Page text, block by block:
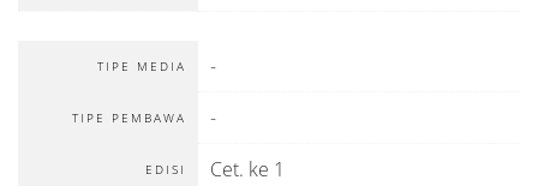
TIPE MEDIA -
TIPE PEMBAWA -
EDISI Cet. ke 1